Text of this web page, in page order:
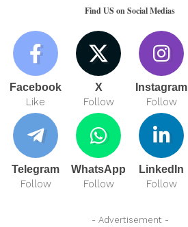
Find US on Social Medias
Facebook
Like
X
Follow
Instagram
Follow
Telegram
Follow
WhatsApp
Follow
LinkedIn
Follow
- Advertisement -